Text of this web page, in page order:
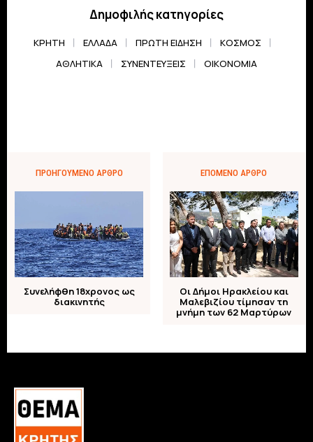
Δημοφιλής κατηγορίες
ΚΡΗΤΗ ΕΛΛΆΔΑ ΠΡΏΤΗ ΕΊΔΗΣΗ
ΚΌΣΜΟΣ
ΑΘΛΗΤΙΚΆ
ΣΥΝΕΝΤΕΎΞΕΙΣ ΟΙΚΟΝΟΜΊΑ
ΠΡΟΗΓΟΎΜΕΝΟ ΆΡΘΡΟ
Συνελήφθη 18χρονος ως
διακινητής
ΕΠΌΜΕΝΟ ΆΡΘΡΟ
Οι Δήμοι Ηρακλείου και
Μαλεβιζίου τίμησαν τη
μνήμη των 62 Μαρτύρων